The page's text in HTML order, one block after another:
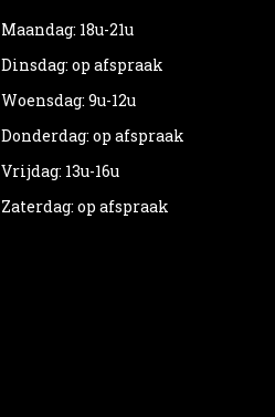
Maandag: 18u-21u
Dinsdag: op afspraak
Woensdag: 9u-12u
Donderdag: op afspraak
Vrijdag: 13u-16u
Zaterdag: op afspraak